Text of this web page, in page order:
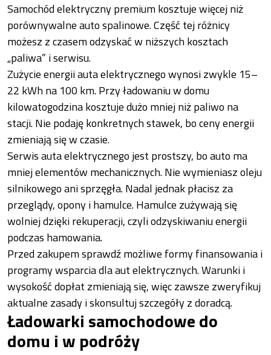
Samochód elektryczny premium kosztuje więcej niż
porównywalne auto spalinowe. Część tej różnicy
możesz z czasem odzyskać w niższych kosztach
„paliwa” i serwisu.
Zużycie energii auta elektrycznego wynosi zwykle 15–
22 kWh na 100 km. Przy ładowaniu w domu
kilowatogodzina kosztuje dużo mniej niż paliwo na
stacji. Nie podaję konkretnych stawek, bo ceny energii
zmieniają się w czasie.
Serwis auta elektrycznego jest prostszy, bo auto ma
mniej elementów mechanicznych. Nie wymieniasz oleju
silnikowego ani sprzęgła. Nadal jednak płacisz za
przeglądy, opony i hamulce. Hamulce zużywają się
wolniej dzięki rekuperacji, czyli odzyskiwaniu energii
podczas hamowania.
Przed zakupem sprawdź możliwe formy finansowania i
programy wsparcia dla aut elektrycznych. Warunki i
wysokość dopłat zmieniają się, więc zawsze zweryfikuj
aktualne zasady i skonsultuj szczegóły z doradcą.
Ładowarki samochodowe do
domu i w podróży